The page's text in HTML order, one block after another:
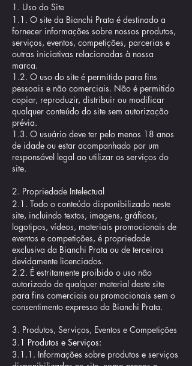
1. Uso do Site
1.1. O site da Bianchi Prata é destinado a
fornecer informações sobre nossos produtos,
serviços, eventos, competições, parcerias e
outras iniciativas relacionadas à nossa
marca.
1.2. O uso do site é permitido para fins
pessoais e não comerciais. Não é permitido
copiar, reproduzir, distribuir ou modificar
qualquer conteúdo do site sem autorização
prévia.
1.3. O usuário deve ter pelo menos 18 anos
de idade ou estar acompanhado por um
responsável legal ao utilizar os serviços do
site.
2. Propriedade Intelectual
2.1. Todo o conteúdo disponibilizado neste
site, incluindo textos, imagens, gráficos,
logotipos, vídeos, materiais promocionais de
eventos e competições, é propriedade
exclusiva da Bianchi Prata ou de terceiros
devidamente licenciados.
2.2. É estritamente proibido o uso não
autorizado de qualquer material deste site
para fins comerciais ou promocionais sem o
consentimento expresso da Bianchi Prata.
3. Produtos, Serviços, Eventos e Competições
3.1 Produtos e Serviços:
3.1.1. Informações sobre produtos e serviços